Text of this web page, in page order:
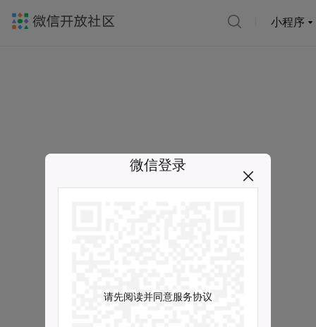
小程序
微信登录
请先阅读并同意服务协议